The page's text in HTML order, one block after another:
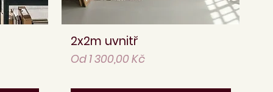
Rychlý náhled
2x2m uvnitř
Od 1 300,00 Kč
Zvýhodněná cena